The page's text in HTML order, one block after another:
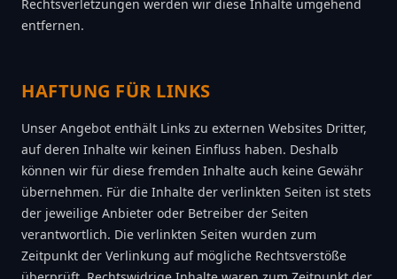
Rechtsverletzungen werden wir diese Inhalte umgehend
entfernen.
HAFTUNG FÜR LINKS
Unser Angebot enthält Links zu externen Websites Dritter,
auf deren Inhalte wir keinen Einfluss haben. Deshalb
können wir für diese fremden Inhalte auch keine Gewähr
übernehmen. Für die Inhalte der verlinkten Seiten ist stets
der jeweilige Anbieter oder Betreiber der Seiten
verantwortlich. Die verlinkten Seiten wurden zum
Zeitpunkt der Verlinkung auf mögliche Rechtsverstöße